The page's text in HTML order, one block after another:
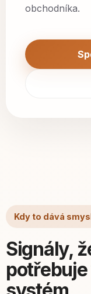
obchodníka.
Kdy to dává
Signály,